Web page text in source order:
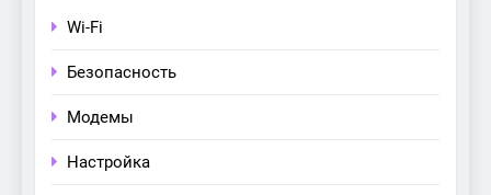
Wi-Fi
Безопасность
Модемы
Настройка